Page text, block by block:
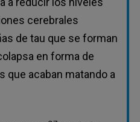
cerebrales
de tau que se forman
en forma de
que acaban matando a